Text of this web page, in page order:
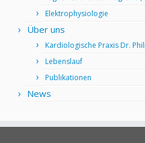
Elektrophysiologie
Über uns
Kardiologische Praxis Dr.
Lebenslauf
Publikationen
News